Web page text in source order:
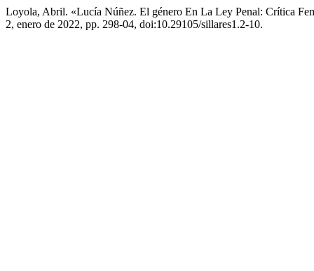
Loyola, Abril. «Lucía Núñez. El género En La Ley Penal: Crítica
2, enero de 2022, pp. 298-04, doi:10.29105/sillares1.2-10.